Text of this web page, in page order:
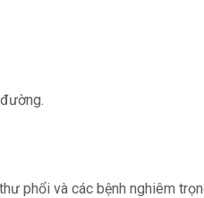
phổi và các bệnh nghiêm